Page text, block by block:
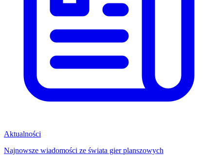
Aktualności
Najnowsze wiadomości ze świata gier planszowych